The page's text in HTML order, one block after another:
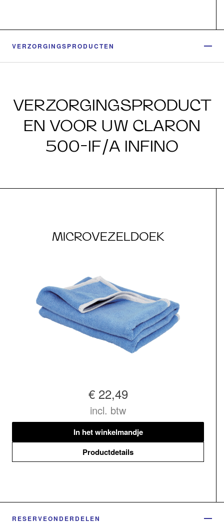
VERZORGINGSPRODUCTEN
VERZORGINGSPRODUCT
EN VOOR UW CLARON
500-IF/A INFINO
MICROVEZELDOEK
€ 22,49
incl. btw
In het winkelmandje
Productdetails
RESERVEONDERDELEN